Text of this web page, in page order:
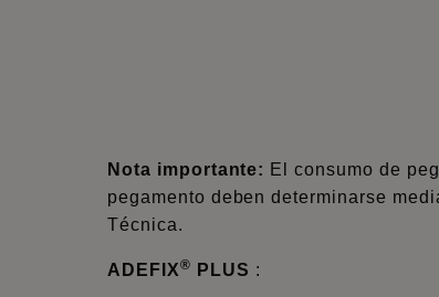
Nota importante: El consumo de
pegamento deben determinarse
Técnica.
ADEFIX® PLUS :